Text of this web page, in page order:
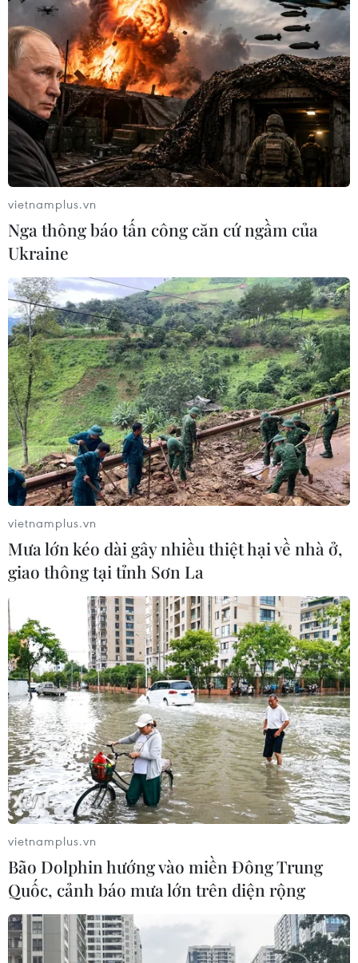
vietnamplus.vn
Nga thông báo tấn công căn cứ ngầm của
Ukraine
vietnamplus.vn
Mưa lớn kéo dài gây nhiều thiệt hại về nhà ở,
giao thông tại tỉnh Sơn La
vietnamplus.vn
Bão Dolphin hướng vào miền Đông Trung
Quốc, cảnh báo mưa lớn trên diện rộng